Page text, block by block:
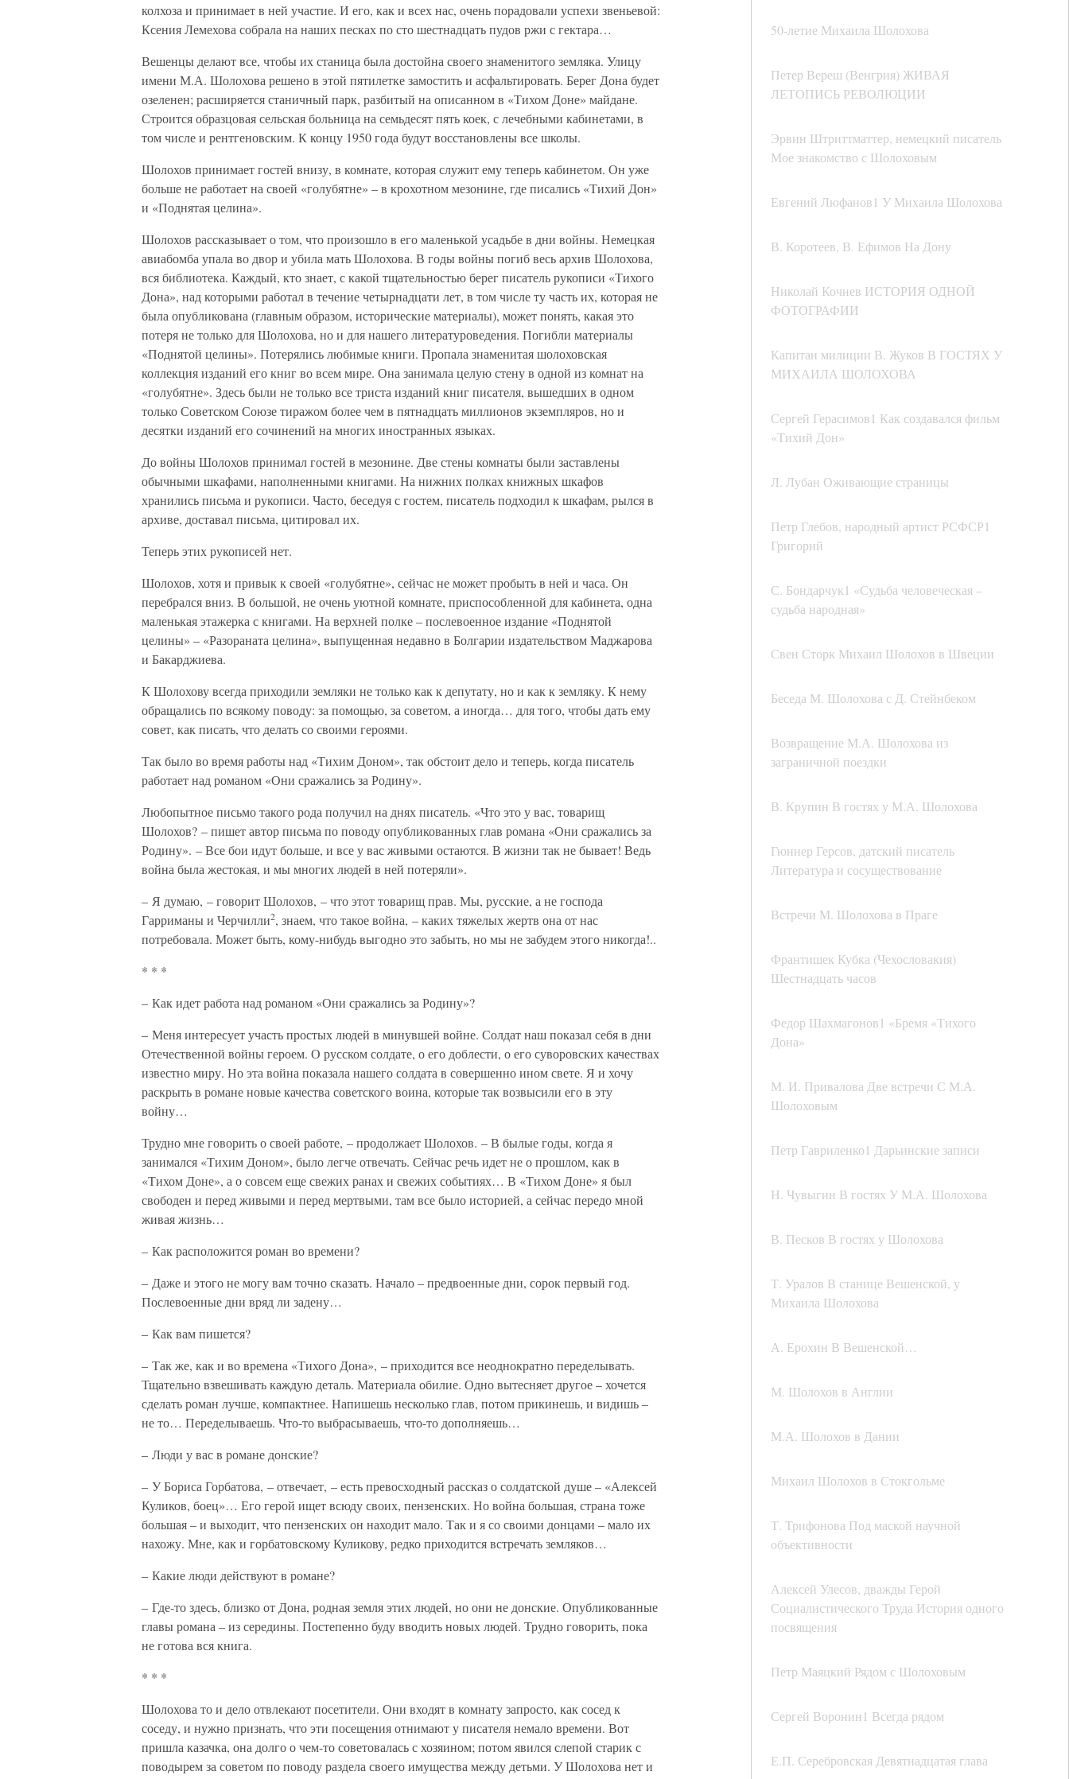
50-летие Михаила Шолохова
Петер Вереш (Венгрия) ЖИВАЯ
ЛЕТОПИСЬ РЕВОЛЮЦИИ
Эрвин Штриттматтер, немецкий писатель
Мое знакомство с Шолоховым
Евгений Люфанов1 У Михаила Шолохова
В. Коротеев, В. Ефимов На Дону
Николай Кочнев ИСТОРИЯ ОДНОЙ
ФОТОГРАФИИ
Капитан милиции В. Жуков В ГОСТЯХ У
МИХАИЛА ШОЛОХОВА
Сергей Герасимов1 Как создавался фильм
«Тихий Дон»
Л. Лубан Оживающие страницы
Петр Глебов, народный артист РСФСР1
Григорий
С. Бондарчук1 «Судьба человеческая –
судьба народная»
Свен Сторк Михаил Шолохов в Швеции
Беседа М. Шолохова с Д. Стейнбеком
Возвращение М.А. Шолохова из
заграничной поездки
В. Крупин В гостях у М.А. Шолохова
Гюннер Герсов, датский писатель
Литература и сосуществование
Встречи М. Шолохова в Праге
Франтишек Кубка (Чехословакия)
Шестнадцать часов
Федор Шахмагонов1 «Бремя «Тихого
Дона»
М. И. Привалова Две встречи С М.А.
Шолоховым
Петр Гавриленко1 Дарьинские записи
Н. Чувыгин В гостях У М.А. Шолохова
В. Песков В гостях у Шолохова
Т. Уралов В станице Вешенской, у
Михаила Шолохова
А. Ерохин В Вешенской…
М. Шолохов в Англии
М.А. Шолохов в Дании
Михаил Шолохов в Стокгольме
Т. Трифонова Под маской научной
объективности
Алексей Улесов, дважды Герой
Социалистического Труда История одного
посвящения
Петр Маяцкий Рядом с Шолоховым
Сергей Воронин1 Всегда рядом
Е.П. Серебровская Девятнадцатая глава
колхоза и принимает в ней участие. И его, как и всех нас, очень порадовали успехи звеньевой:
Ксения Лемехова собрала на наших песках по сто шестнадцать пудов ржи с гектара…
Вешенцы делают все, чтобы их станица была достойна своего знаменитого земляка. Улицу
имени М.А. Шолохова решено в этой пятилетке замостить и асфальтировать. Берег Дона будет
озеленен; расширяется станичный парк, разбитый на описанном в «Тихом Доне» майдане.
Строится образцовая сельская больница на семьдесят пять коек, с лечебными кабинетами, в
том числе и рентгеновским. К концу 1950 года будут восстановлены все школы.
Шолохов принимает гостей внизу, в комнате, которая служит ему теперь кабинетом. Он уже
больше не работает на своей «голубятне» – в крохотном мезонине, где писались «Тихий Дон»
и «Поднятая целина».
Шолохов рассказывает о том, что произошло в его маленькой усадьбе в дни войны. Немецкая
авиабомба упала во двор и убила мать Шолохова. В годы войны погиб весь архив Шолохова,
вся библиотека. Каждый, кто знает, с какой тщательностью берег писатель рукописи «Тихого
Дона», над которыми работал в течение четырнадцати лет, в том числе ту часть их, которая не
была опубликована (главным образом, исторические материалы), может понять, какая это
потеря не только для Шолохова, но и для нашего литературоведения. Погибли материалы
«Поднятой целины». Потерялись любимые книги. Пропала знаменитая шолоховская
коллекция изданий его книг во всем мире. Она занимала целую стену в одной из комнат на
«голубятне». Здесь были не только все триста изданий книг писателя, вышедших в одном
только Советском Союзе тиражом более чем в пятнадцать миллионов экземпляров, но и
десятки изданий его сочинений на многих иностранных языках.
До войны Шолохов принимал гостей в мезонине. Две стены комнаты были заставлены
обычными шкафами, наполненными книгами. На нижних полках книжных шкафов
хранились письма и рукописи. Часто, беседуя с гостем, писатель подходил к шкафам, рылся в
архиве, доставал письма, цитировал их.
Теперь этих рукописей нет.
Шолохов, хотя и привык к своей «голубятне», сейчас не может пробыть в ней и часа. Он
перебрался вниз. В большой, не очень уютной комнате, приспособленной для кабинета, одна
маленькая этажерка с книгами. На верхней полке – послевоенное издание «Поднятой
целины» – «Разораната целина», выпущенная недавно в Болгарии издательством Маджарова
и Бакарджиева.
К Шолохову всегда приходили земляки не только как к депутату, но и как к земляку. К нему
обращались по всякому поводу: за помощью, за советом, а иногда… для того, чтобы дать ему
совет, как писать, что делать со своими героями.
Так было во время работы над «Тихим Доном», так обстоит дело и теперь, когда писатель
работает над романом «Они сражались за Родину».
Любопытное письмо такого рода получил на днях писатель. «Что это у вас, товарищ
Шолохов? – пишет автор письма по поводу опубликованных глав романа «Они сражались за
Родину». – Все бои идут больше, и все у вас живыми остаются. В жизни так не бывает! Ведь
война была жестокая, и мы многих людей в ней потеряли».
– Я думаю, – говорит Шолохов, – что этот товарищ прав. Мы, русские, а не господа
Гарриманы и Черчилли2, знаем, что такое война, – каких тяжелых жертв она от нас
потребовала. Может быть, кому-нибудь выгодно это забыть, но мы не забудем этого никогда!..
* * *
– Как идет работа над романом «Они сражались за Родину»?
– Меня интересует участь простых людей в минувшей войне. Солдат наш показал себя в дни
Отечественной войны героем. О русском солдате, о его доблести, о его суворовских качествах
известно миру. Но эта война показала нашего солдата в совершенно ином свете. Я и хочу
раскрыть в романе новые качества советского воина, которые так возвысили его в эту
войну…
Трудно мне говорить о своей работе, – продолжает Шолохов. – В былые годы, когда я
занимался «Тихим Доном», было легче отвечать. Сейчас речь идет не о прошлом, как в
«Тихом Доне», а о совсем еще свежих ранах и свежих событиях… В «Тихом Доне» я был
свободен и перед живыми и перед мертвыми, там все было историей, а сейчас передо мной
живая жизнь…
– Как расположится роман во времени?
– Даже и этого не могу вам точно сказать. Начало – предвоенные дни, сорок первый год.
Послевоенные дни вряд ли задену…
– Как вам пишется?
– Так же, как и во времена «Тихого Дона», – приходится все неоднократно переделывать.
Тщательно взвешивать каждую деталь. Материала обилие. Одно вытесняет другое – хочется
сделать роман лучше, компактнее. Напишешь несколько глав, потом прикинешь, и видишь –
не то… Переделываешь. Что-то выбрасываешь, что-то дополняешь…
– Люди у вас в романе донские?
– У Бориса Горбатова, – отвечает, – есть превосходный рассказ о солдатской душе – «Алексей
Куликов, боец»… Его герой ищет всюду своих, пензенских. Но война большая, страна тоже
большая – и выходит, что пензенских он находит мало. Так и я со своими донцами – мало их
нахожу. Мне, как и горбатовскому Куликову, редко приходится встречать земляков…
– Какие люди действуют в романе?
– Где-то здесь, близко от Дона, родная земля этих людей, но они не донские. Опубликованные
главы романа – из середины. Постепенно буду вводить новых людей. Трудно говорить, пока
не готова вся книга.
* * *
Шолохова то и дело отвлекают посетители. Они входят в комнату запросто, как сосед к
соседу, и нужно признать, что эти посещения отнимают у писателя немало времени. Вот
пришла казачка, она долго о чем-то советовалась с хозяином; потом явился слепой старик с
поводырем за советом по поводу раздела своего имущества между детьми. У Шолохова нет и